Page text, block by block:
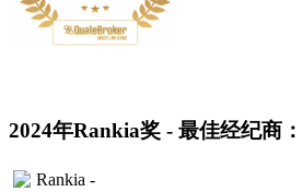
2024年Rankia奖 - 最佳经纪商：